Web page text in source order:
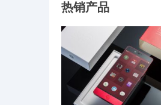
热销产品